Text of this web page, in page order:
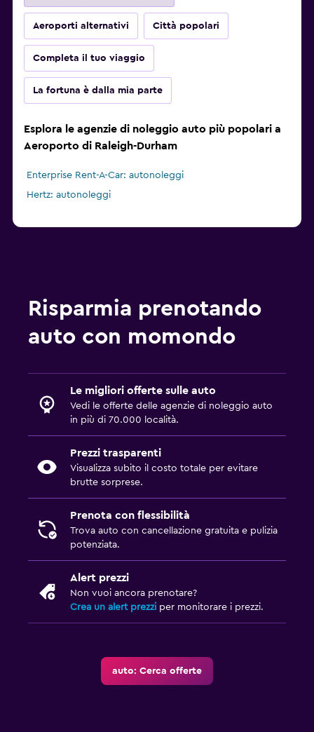
Aeroporti alternativi Città popolari
Completa il tuo viaggio
La fortuna è dalla mia parte
Esplora le agenzie di noleggio auto più popolari a
Aeroporto di Raleigh-Durham
Enterprise Rent-A-Car: autonoleggi
Hertz: autonoleggi
Risparmia prenotando
auto con momondo
Le migliori offerte sulle auto
Vedi le offerte delle agenzie di noleggio auto
in più di 70.000 località.
Prezzi trasparenti
Visualizza subito il costo totale per evitare
brutte sorprese.
Prenota con flessibilità
Trova auto con cancellazione gratuita e pulizia
potenziata.
Alert prezzi
Non vuoi ancora prenotare?
Crea un alert prezzi per monitorare i prezzi.
auto: Cerca offerte